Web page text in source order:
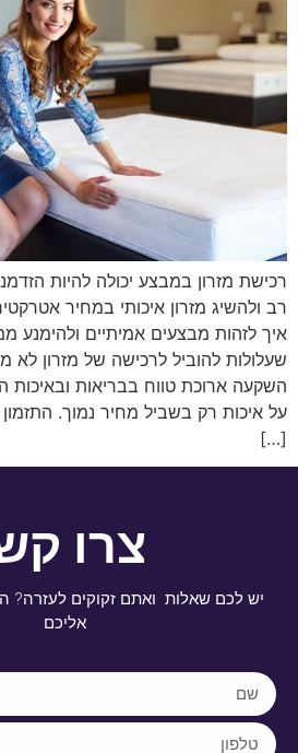
רכישת מזרון במבצע יכולה להיות
איך לזהות מבצעים אמיתיים ולהימנע
שעלולות להוביל לרכישה של מזרון לא
השקעה ארוכת טווח בבריאות ובאיכות
על איכות רק בשביל מחיר נמוך.
[…]
צרו
יש לכם שאלות ואתם זקוקים לעזרה?
אליכם